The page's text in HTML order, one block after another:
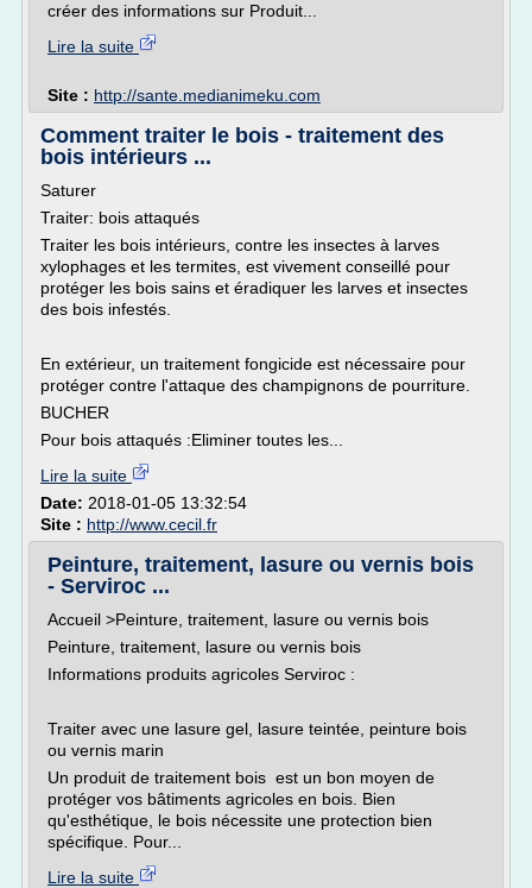
créer des informations sur Produit...
Lire la suite
Site : http://sante.medianimeku.com
Comment traiter le bois - traitement des
bois intérieurs ...
Saturer
Traiter: bois attaqués
Traiter les bois intérieurs, contre les insectes à larves
xylophages et les termites, est vivement conseillé pour
protéger les bois sains et éradiquer les larves et insectes
des bois infestés.
En extérieur, un traitement fongicide est nécessaire pour
protéger contre l'attaque des champignons de pourriture.
BUCHER
Pour bois attaqués :Eliminer toutes les...
Lire la suite
Date: 2018-01-05 13:32:54
Site : http://www.cecil.fr
Peinture, traitement, lasure ou vernis bois
- Serviroc ...
Accueil >Peinture, traitement, lasure ou vernis bois
Peinture, traitement, lasure ou vernis bois
Informations produits agricoles Serviroc :
Traiter avec une lasure gel, lasure teintée, peinture bois
ou vernis marin
Un produit de traitement bois est un bon moyen de
protéger vos bâtiments agricoles en bois. Bien
qu'esthétique, le bois nécessite une protection bien
spécifique. Pour...
Lire la suite